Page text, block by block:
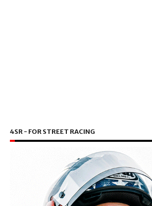
4SR - FOR STREET RACING